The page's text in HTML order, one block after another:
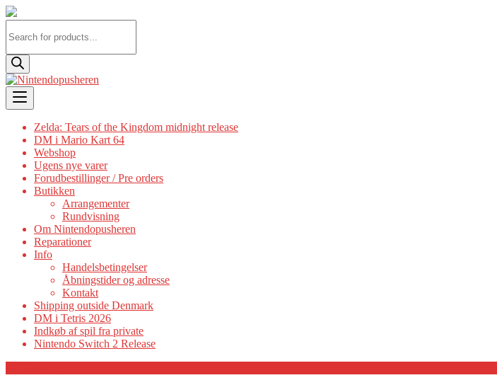
search
Skip
to
content
Zelda: Tears of the Kingdom midnight release
DM i Mario Kart 64
Webshop
Ugens nye varer
Forudbestillinger / Pre orders
Butikken
Arrangementer
Rundvisning
Om Nintendopusheren
Reparationer
Info
Handelsbetingelser
Åbningstider og adresse
Kontakt
Shipping outside Denmark
DM i Tetris 2026
Indkøb af spil fra private
Nintendo Switch 2 Release